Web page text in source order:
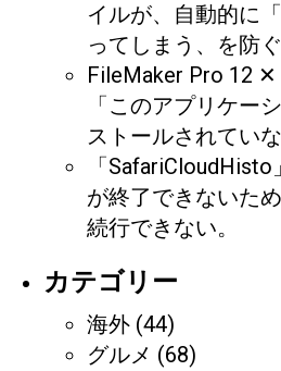
イルが、自動的に
ってしまう、を防ぐ
FileMaker Pro 12 ✕
「このアプリケー
ストールされてい
「
が終了できないた
続行できない。
カテゴリー
海外 (44)
グルメ (68)